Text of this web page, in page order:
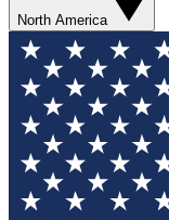
North America